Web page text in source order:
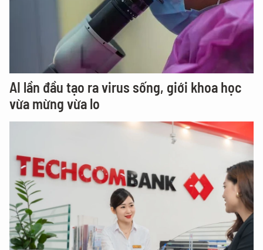
AI lần đầu tạo ra virus sống, giới khoa học
vừa mừng vừa lo